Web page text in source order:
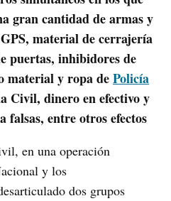
gran cantidad de armas y
material de cerrajería
puertas, inhibidores de
material y ropa dePolicía
Civil, dinero en efectivo y
falsas, entre otros efectos
en una operación
y los
dos grupos